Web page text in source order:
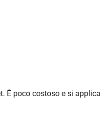
È poco costoso e si applica